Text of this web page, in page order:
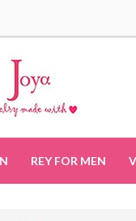
REY FOR MEN